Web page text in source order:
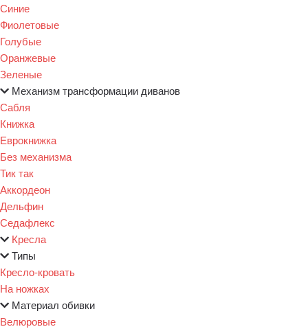
Синие
Фиолетовые
Голубые
Оранжевые
Зеленые
Механизм трансформации диванов
Сабля
Книжка
Еврокнижка
Без механизма
Тик так
Аккордеон
Дельфин
Седафлекс
Кресла
Типы
Кресло-кровать
На ножках
Материал обивки
Велюровые